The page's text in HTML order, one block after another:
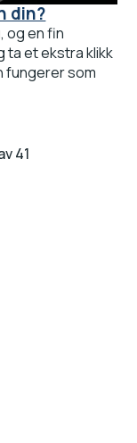
din?
og en fin
ta et ekstra klikk
fungerer som
41